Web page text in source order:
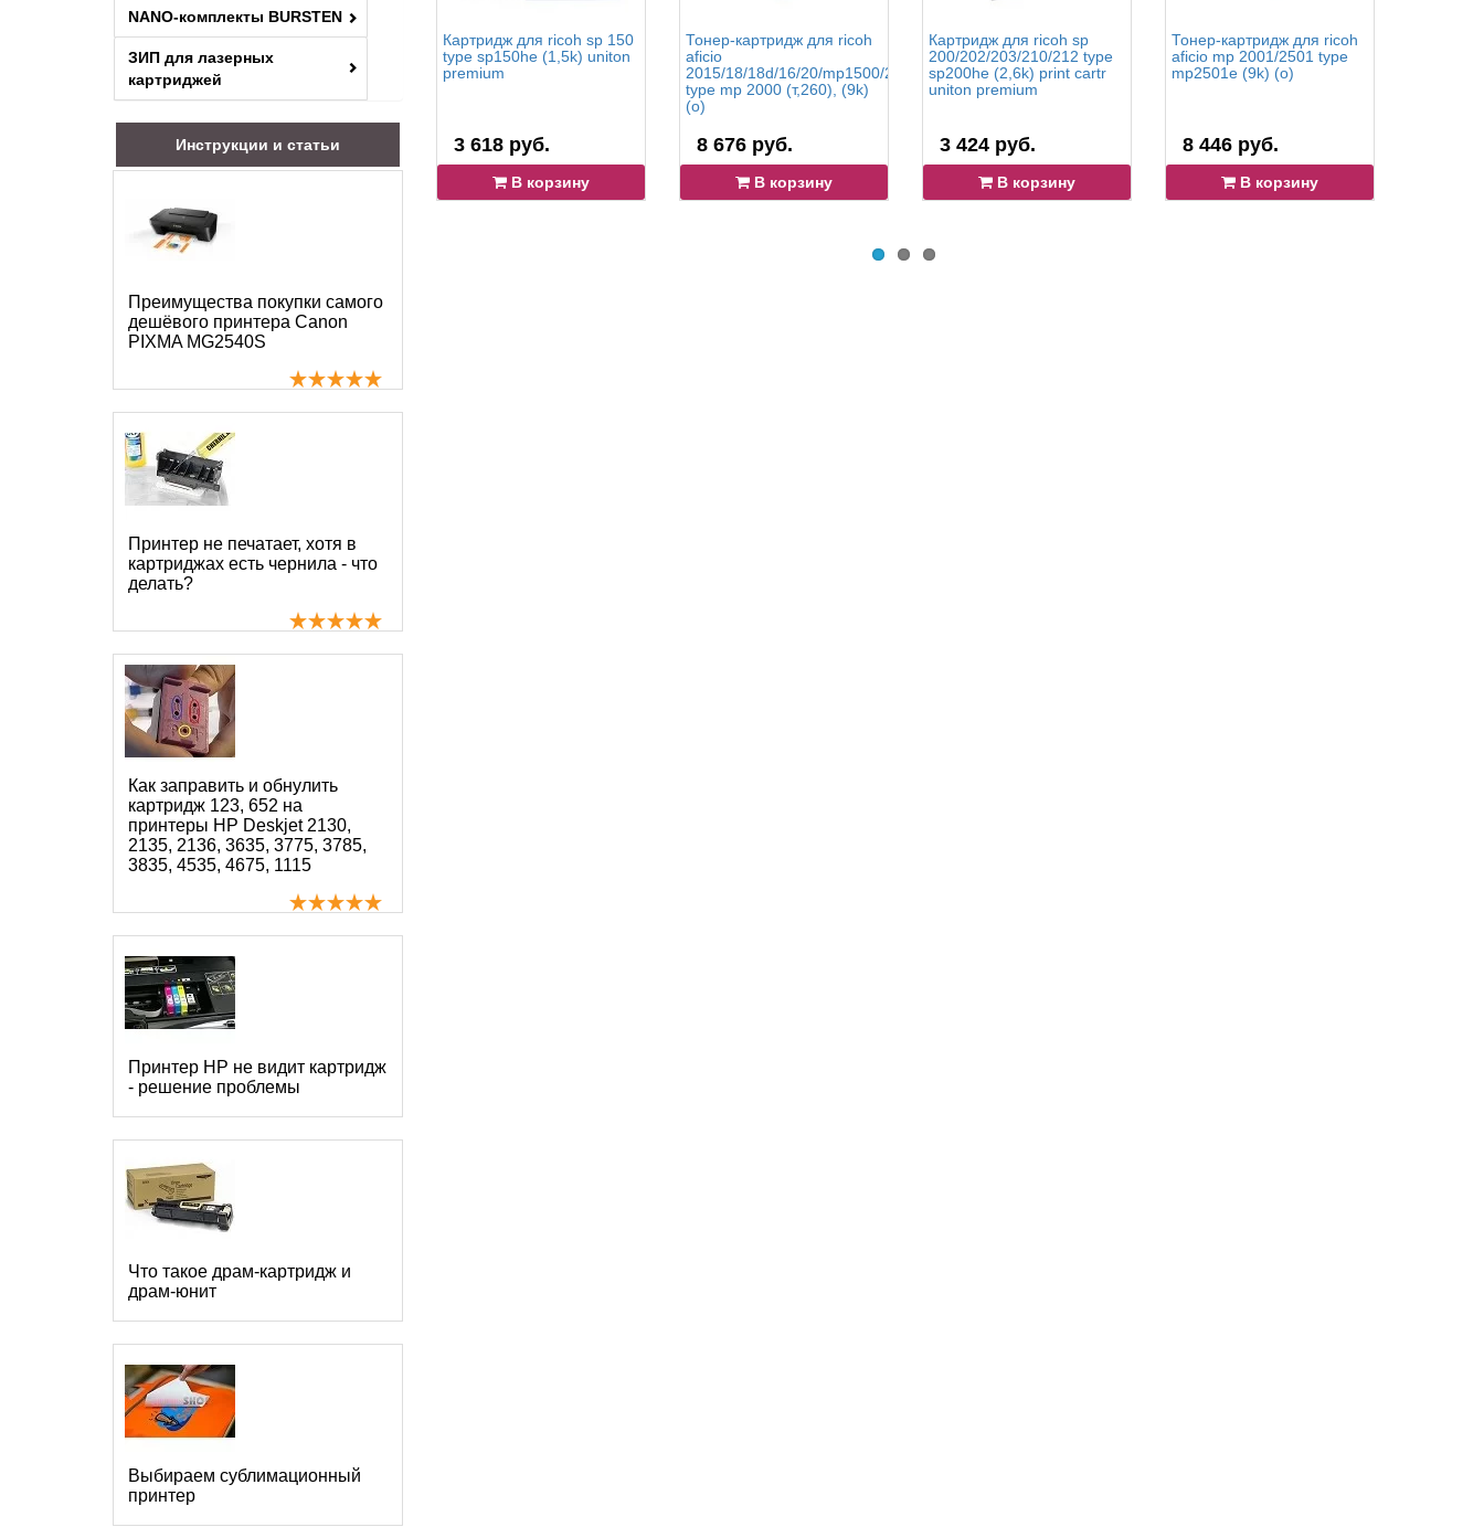
NANO-комплекты BURSTEN
ЗИП для лазерных
картриджей
Инструкции и статьи
Преимущества покупки самого
дешёвого принтера Canon
PIXMA MG2540S
Принтер не печатает, хотя в
картриджах есть чернила - что
делать?
Как заправить и обнулить
картридж 123, 652 на
принтеры HP Deskjet 2130,
2135, 2136, 3635, 3775, 3785,
3835, 4535, 4675, 1115
Принтер HP не видит картридж
- решение проблемы
Что такое драм-картридж и
драм-юнит
Выбираем сублимационный
принтер
Картридж для ricoh sp 150
type sp150he (1,5k) uniton
premium
3 618 руб.
В корзину
Тонер-картридж для ricoh
aficio
2015/18/18d/16/20/mp1500/2000
type mp 2000 (т,260), (9k)
(o)
8 676 руб.
В корзину
Картридж для ricoh sp
200/202/203/210/212 type
sp200he (2,6k) print cartr
uniton premium
3 424 руб.
В корзину
Тонер-картридж для ricoh
aficio mp 2001/2501 type
mp2501e (9k) (o)
8 446 руб.
В корзину